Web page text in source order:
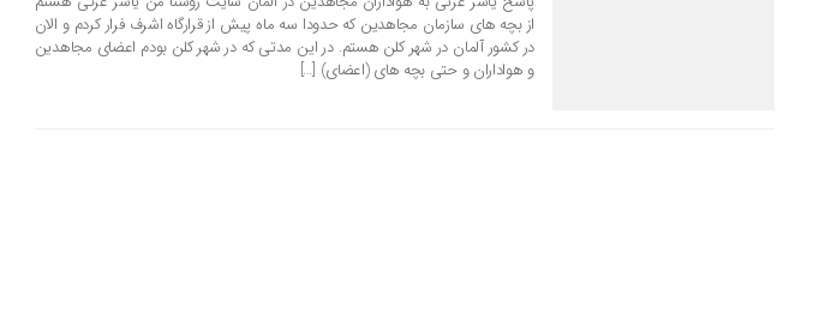
از بچه های سازمان مجاهدین که حدودا سه ماه پیش از قرارگاه اشرف فرار کردم و الان
در کشور آلمان در شهر کلن هستم. در این مدتی که در شهر کلن بودم اعضای مجاهدین
و هواداران و حتی بچه های (اعضاي) […]